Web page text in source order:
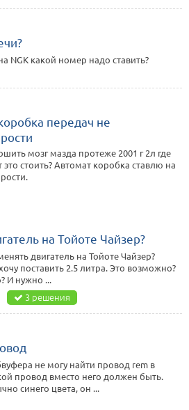
NGK какой номер надо ставить?
передач не
мозг мазда протеже 2001 г 2л где
стоить? Автомат коробка ставлю на
на Тойоте Чайзер?
двигатель на Тойоте Чайзер?
поставить 2.5 литра. Это возможно?
И нужно ...
3 решения
не могу найти провод rem в
провод вместо него должен быть.
синего цвета, он ...